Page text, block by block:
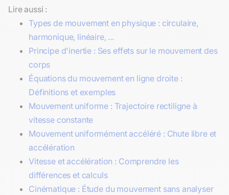
Lire aussi :
Types de mouvement en physique : circulaire,
harmonique, linéaire, ...
Principe d'inertie : Ses effets sur le mouvement des
corps
Équations du mouvement en ligne droite :
Définitions et exemples
Mouvement uniforme : Trajectoire rectiligne à
vitesse constante
Mouvement uniformément accéléré : Chute libre et
accélération
Vitesse et accélération : Comprendre les
différences et calculs
Cinématique : Étude du mouvement sans analyser